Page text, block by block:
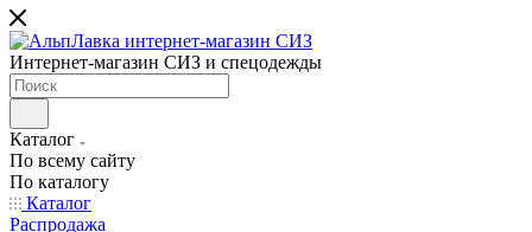
Интернет-магазин СИЗ и спецодежды
Каталог
По всему сайту
По каталогу
Каталог
Распродажа